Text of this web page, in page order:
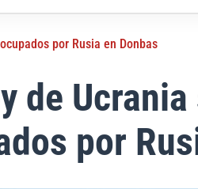
por Rusia en Donbas
de
por